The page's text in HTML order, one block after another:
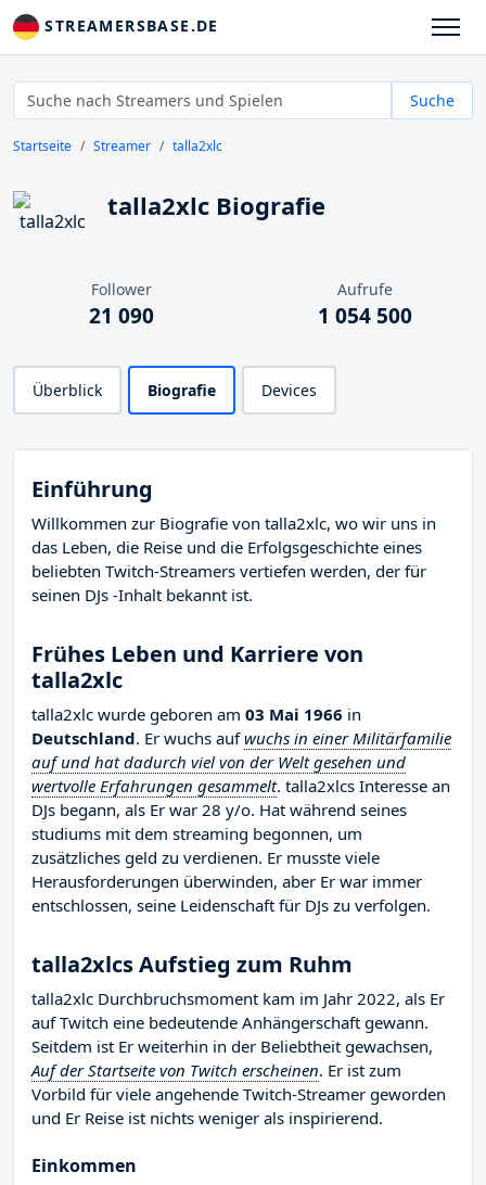
STREAMERSBASE.DE
Suche
Startseite Streamer talla2xlc
talla2xlc Biografie
Follower
21 090
Aufrufe
1 054 500
Überblick Biografie Devices
Einführung
Willkommen zur Biografie von talla2xlc, wo wir uns in
das Leben, die Reise und die Erfolgsgeschichte eines
beliebten Twitch-Streamers vertiefen werden, der für
seinen DJs -Inhalt bekannt ist.
Frühes Leben und Karriere von
talla2xlc
talla2xlc wurde geboren am 03 Mai 1966 in
Deutschland. Er wuchs aufwuchs in einer Militärfamilie
auf und hat dadurch viel von der Welt gesehen und
wertvolle Erfahrungen gesammelt. talla2xlcs Interesse an
DJs begann, als Er war 28 y/o. Hat während seines
studiums mit dem streaming begonnen, um
zusätzliches geld zu verdienen. Er musste viele
Herausforderungen überwinden, aber Er war immer
entschlossen, seine Leidenschaft für DJs zu verfolgen.
talla2xlcs Aufstieg zum Ruhm
talla2xlc Durchbruchsmoment kam im Jahr 2022, als Er
auf Twitch eine bedeutende Anhängerschaft gewann.
Seitdem ist Er weiterhin in der Beliebtheit gewachsen,
Auf der Startseite von Twitch erscheinen. Er ist zum
Vorbild für viele angehende Twitch-Streamer geworden
und Er Reise ist nichts weniger als inspirierend.
Einkommen